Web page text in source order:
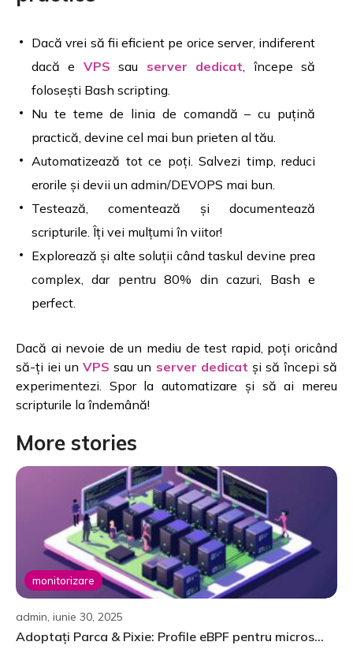
Dacă vrei să fii eficient pe orice server, indiferent
dacă e VPS sau server dedicat, începe să
folosești Bash scripting.
Nu te teme de linia de comandă – cu puțină
practică, devine cel mai bun prieten al tău.
Automatizează tot ce poți. Salvezi timp, reduci
erorile și devii un admin/DEVOPS mai bun.
Testează, comentează și documentează
scripturile. Îți vei mulțumi în viitor!
Explorează și alte soluții când taskul devine prea
complex, dar pentru 80% din cazuri, Bash e
perfect.
Dacă ai nevoie de un mediu de test rapid, poți oricând
să-ți iei unVPS sau un server dedicat și să începi să
experimentezi. Spor la automatizare și să ai mereu
scripturile la îndemână!
More stories
monitorizare
admin, iunie 30, 2025
Adoptați Parca & Pixie: Profile eBPF pentru micros...